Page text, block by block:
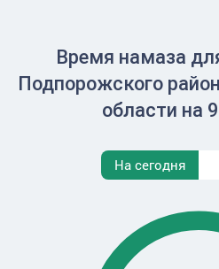
Время намаза
Подпорожского
области на
На сегодня